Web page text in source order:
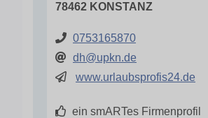
78462 KONSTANZ
0753165870
dh@upkn.de
www.urlaubsprofis24.de
ein smARTes Firmenprofil